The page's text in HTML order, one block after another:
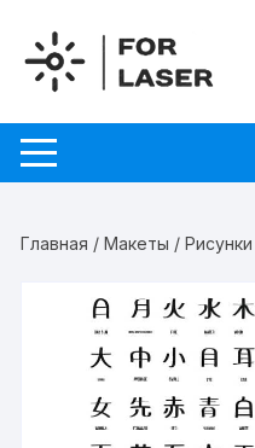
содержимому
Главная /Макеты /Рисунки